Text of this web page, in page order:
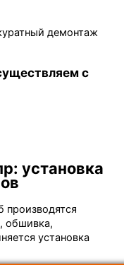
демонтаж
с
установка
производятся
обшивка,
установка